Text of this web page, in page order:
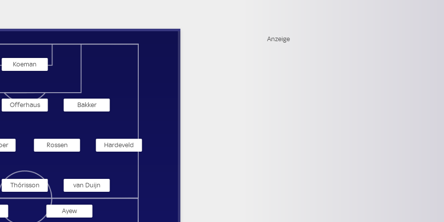
Koeman
Offerhaus Bakker
Rossen Hardeveld
Thórisson van Duijn
Ayew